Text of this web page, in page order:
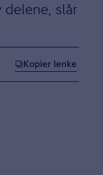
delene, slår
Kopier lenke